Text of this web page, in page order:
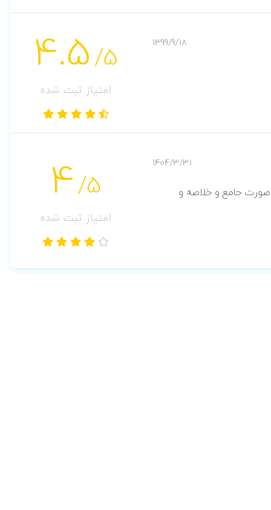
1399/9/18
4.5/5
امتیاز ثبت شده
1404/3/31
جامع و خلاصه و
4/5
امتیاز ثبت شده